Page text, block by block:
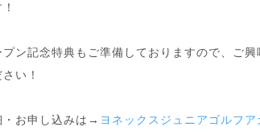
プン記念特典もご準備しておりますので、ご
さい！
・お申し込みは→ ヨネックスジュニアゴルフ